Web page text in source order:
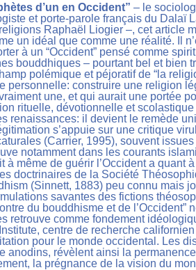
d’un en Occident” – le
et porte-parole français du Dalaï
Raphaël Liogier –, cet article
un idéal que comme une réalité. Il
à un “Occident” pensé comme
bouddhiques – pourtant bel et bien
polémique et péjoratif de “la
personnelle: construire une religion
une, et qui aurait une portée
rituelle, dévotionnelle et
renaissances: il devient le remède
s’appuie sur une critique
(Carrier, 1995), souvent
notamment dans les courants
à même de guérir l’Occident a quant
doctrinaires de la Société
(Sinnett, 1883) peu connu mais
savantes des fictions
du bouddhisme et de
retrouve comme fondement
centre de recherche
pour le monde occidental. Les
anodins, révèlent ainsi la
la prégnance de la vision du